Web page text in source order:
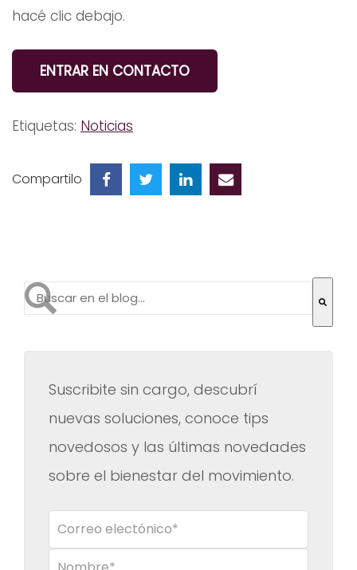
hacé clic debajo.
ENTRAR EN CONTACTO
Etiquetas: Noticias
Compartilo
Esto es un campo de búsqueda con una función de
Suscribite sin cargo, descubrí
nuevas soluciones, conoce tips
novedosos y las últimas novedades
sobre el bienestar del movimiento.